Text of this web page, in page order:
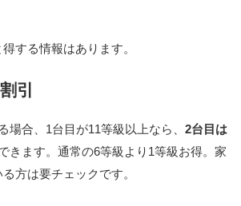
する情報はあります。
引
場合、1台目が11等級以上なら、 2台目は
きます。通常の6等級より1等級お得。家
方は要チェックです。